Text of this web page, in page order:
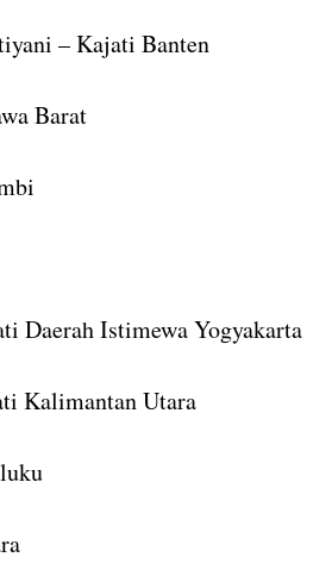
– Kajati Banten
Barat
Daerah Istimewa Yogyakarta
Kalimantan Utara